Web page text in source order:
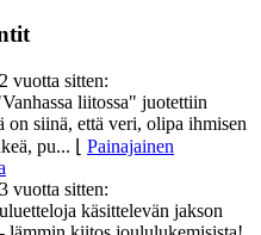
2 vuotta sitten:
liitossa" juotettiin
on siinä, että veri, olipa ihmisen
pu...
Painajainen
3 vuotta sitten:
käsittelevän jakson